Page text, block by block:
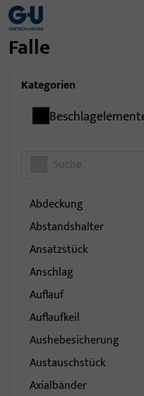
Falle
Kategorien
Abdeckung
Abstandshalter
Ansatzstück
Anschlag
Auflauf
Auflaufkeil
Aushebesicherung
Austauschstück
Axialbänder